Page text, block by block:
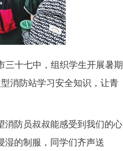
十七中，组织学生开展暑期
消防站学习安全知识，让青
防员叔叔能感受到我们的心
湿的制服，同学们齐声送